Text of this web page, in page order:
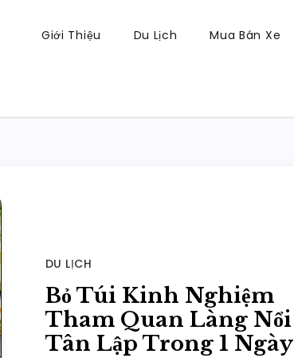
Giới Thiệu Du Lịch Mua Bán Xe
DU LỊCH
Bỏ Túi Kinh Nghiệm
Tham Quan Làng Nổi
Tân Lập Trong 1 Ngày